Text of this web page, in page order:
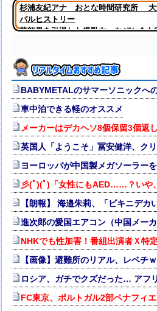
杉浦友紀アナ おとな時間研究所 大
バルヒストリー
芸能界を引退した爆乳女、なぜか今
BABYMETALのサマーソニックへ
車中泊できる軽のオススメ
メーカーはデカヘソ8個保留3個返
英国人「ようこそ」冨安健洋、ク
ヨーロッパが中国製メガソーラー
彡(ﾟ)(ﾟ)「女性にもAED……？いや
【朗報】 海邉朱莉、「ビキニデ
進次郎の愛国エアコン（中国メー
NHKでも性加害！番組出演者Ｘ特
【画像】避難所のリアル、レベチ
ロシア、ガチでクズだった… アフ
FC東京、ポルトガル2部ペナフィ